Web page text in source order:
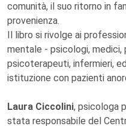
comunità, il suo ritorno in
provenienza.
Il libro si rivolge ai
mentale - psicologi,
psicoterapeuti, infermieri,
istituzione con pazienti
Laura Ciccolini, psicologa
stata responsabile del